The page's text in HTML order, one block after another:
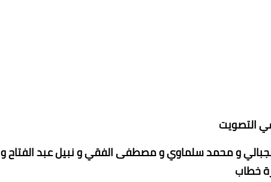
التصويت
و محمد سلماوي و مصطفى الفقي و نبيل عبد الفتاح و
خطاب